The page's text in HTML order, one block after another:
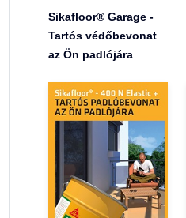
Sikafloor® Garage -
Tartós védőbevonat
az Ön padlójára